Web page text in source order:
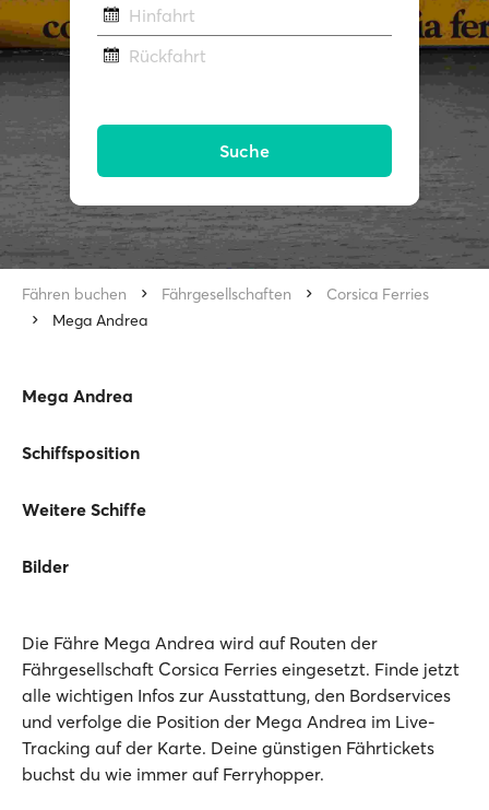
Hinfahrt
Rückfahrt
Suche
Fähren buchen Fährgesellschaften
Corsica Ferries
Mega Andrea
Mega Andrea
Schiffsposition
Weitere Schiffe
Bilder
Die Fähre Mega Andrea wird auf Routen der
Fährgesellschaft Corsica Ferries eingesetzt. Finde jetzt
alle wichtigen Infos zur Ausstattung, den Bordservices
und verfolge die Position der Mega Andrea im Live-
Tracking auf der Karte. Deine günstigen Fährtickets
buchst du wie immer auf Ferryhopper.